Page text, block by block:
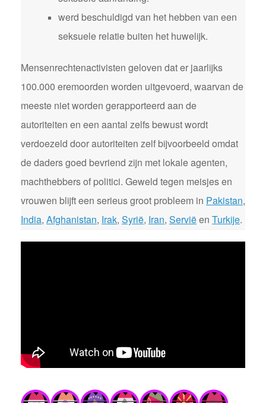
werd beschuldigd van het hebben van een
seksuele relatie buiten het huwelijk.
Mensenrechtenactivisten geloven dat er jaarlijks
100.000 eremoorden worden uitgevoerd, waarvan de
meeste niet worden gerapporteerd aan de
autoriteiten en een aantal zelfs bewust wordt
verdoezeld door autoriteiten zelf bijvoorbeeld omdat
de daders goed bevriend zijn met lokale agenten,
machthebbers of politici. Geweld tegen meisjes en
vrouwen blijft een serieus groot probleem in Pakistan,
India, Afghanistan, Irak, Syrië, Iran, Serviëen Turkije.